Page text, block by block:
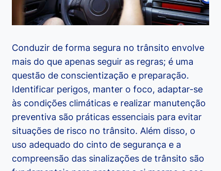
Conduzir de forma segura no trânsito envolve
mais do que apenas seguir as regras; é uma
questão de conscientização e preparação.
Identificar perigos, manter o foco, adaptar-se
às condições climáticas e realizar manutenção
preventiva são práticas essenciais para evitar
situações de risco no trânsito. Além disso, o
uso adequado do cinto de segurança e a
compreensão das sinalizações de trânsito são